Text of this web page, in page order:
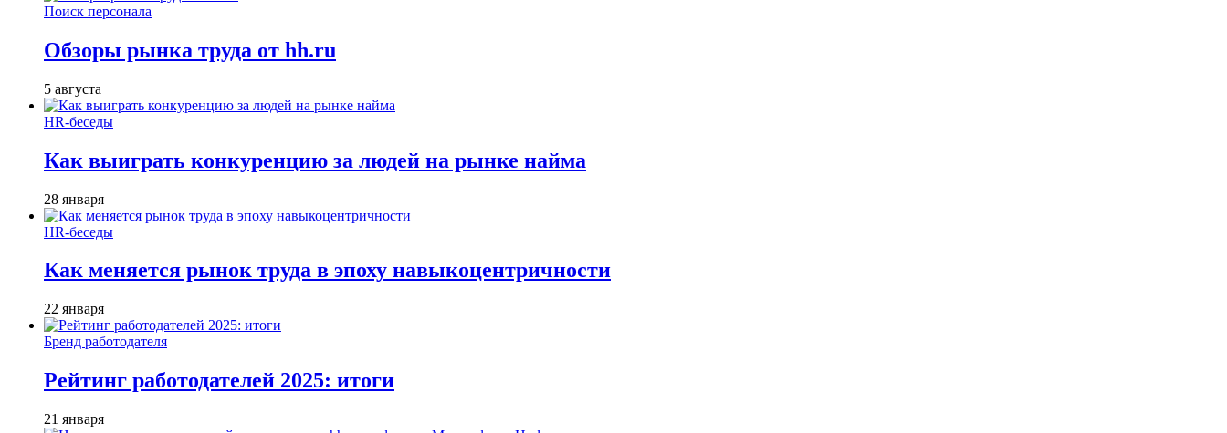
Поиск персонала
Обзоры рынка труда от hh.ru
5 августа
HR-беседы
Как выиграть конкуренцию за людей на рынке найма
28 января
HR-беседы
Как меняется рынок труда в эпоху навыкоцентричности
22 января
Бренд работодателя
Рейтинг работодателей 2025: итоги
21 января